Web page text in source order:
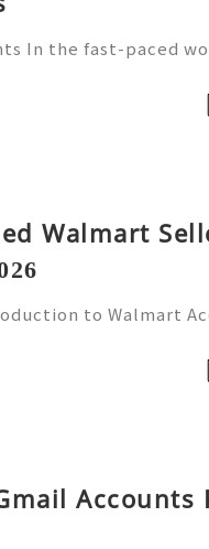
In the fast-paced
in this arena,
Walmart
to Walmart
stands out as
Accounts